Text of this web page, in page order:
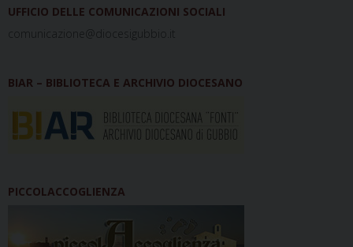
UFFICIO DELLE COMUNICAZIONI SOCIALI
comunicazione@diocesigubbio.it
BIAR – BIBLIOTECA E ARCHIVIO DIOCESANO
PICCOLACCOGLIENZA